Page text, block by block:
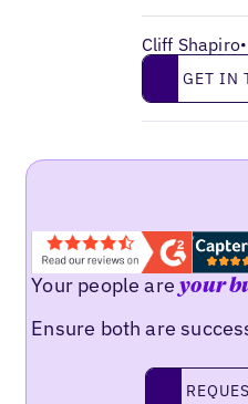
Cliff Shapiro•
Get in touch
GET IN
Your people areyour
Ensure both are
Request a